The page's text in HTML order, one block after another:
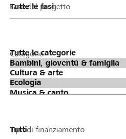
Fase del progetto
Categorie
Tipo di finanziamento